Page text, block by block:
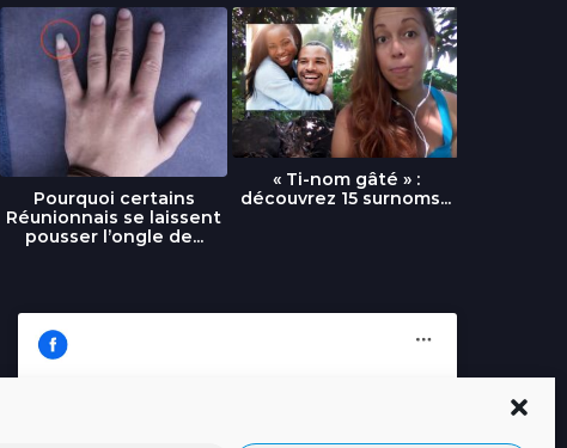
Pourquoi certains
Réunionnais se laissent
pousser l’ongle de...
« Ti-nom gâté » :
découvrez 15 surnoms...